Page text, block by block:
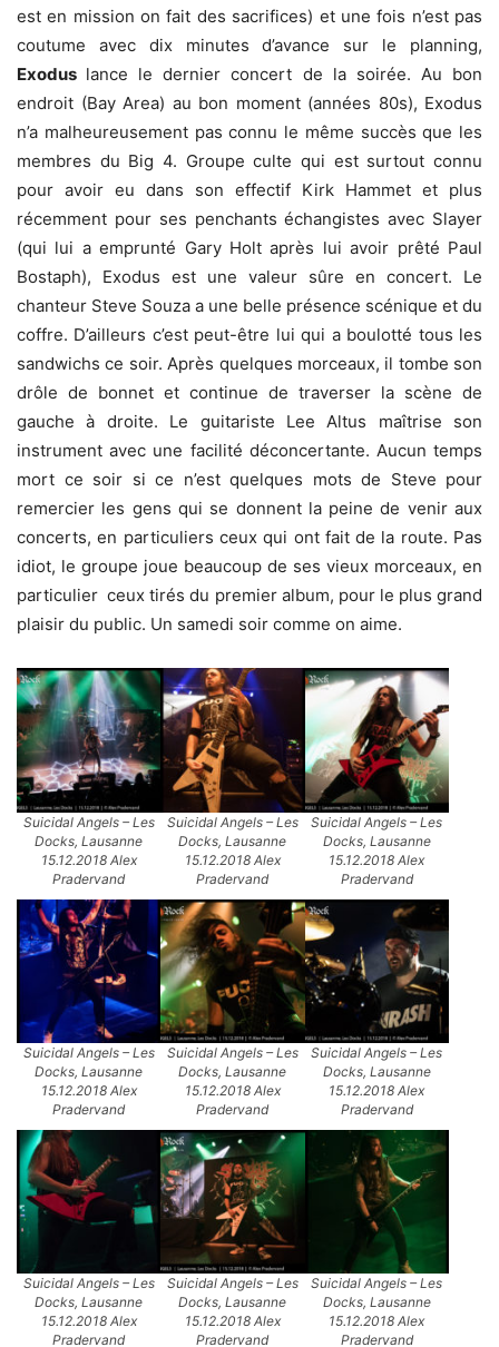
est en mission on fait des sacrifices) et une fois n’est pas
coutume avec dix minutes d’avance sur le planning,
Exodus lance le dernier concert de la soirée. Au bon
endroit (Bay Area) au bon moment (années 80s), Exodus
n’a malheureusement pas connu le même succès que les
membres du Big 4. Groupe culte qui est surtout connu
pour avoir eu dans son effectif Kirk Hammet et plus
récemment pour ses penchants échangistes avec Slayer
(qui lui a emprunté Gary Holt après lui avoir prêté Paul
Bostaph), Exodus est une valeur sûre en concert. Le
chanteur Steve Souza a une belle présence scénique et du
coffre. D’ailleurs c’est peut-être lui qui a boulotté tous les
sandwichs ce soir. Après quelques morceaux, il tombe son
drôle de bonnet et continue de traverser la scène de
gauche à droite. Le guitariste Lee Altus maîtrise son
instrument avec une facilité déconcertante. Aucun temps
mort ce soir si ce n’est quelques mots de Steve pour
remercier les gens qui se donnent la peine de venir aux
concerts, en particuliers ceux qui ont fait de la route. Pas
idiot, le groupe joue beaucoup de ses vieux morceaux, en
particulier ceux tirés du premier album, pour le plus grand
plaisir du public. Un samedi soir comme on aime.
Suicidal Angels – Les
Docks, Lausanne
15.12.2018 Alex
Pradervand
Suicidal Angels – Les
Docks, Lausanne
15.12.2018 Alex
Pradervand
Suicidal Angels – Les
Docks, Lausanne
15.12.2018 Alex
Pradervand
Suicidal Angels – Les
Docks, Lausanne
15.12.2018 Alex
Pradervand
Suicidal Angels – Les
Docks, Lausanne
15.12.2018 Alex
Pradervand
Suicidal Angels – Les
Docks, Lausanne
15.12.2018 Alex
Pradervand
Suicidal Angels – Les
Docks, Lausanne
15.12.2018 Alex
Pradervand
Suicidal Angels – Les
Docks, Lausanne
15.12.2018 Alex
Pradervand
Suicidal Angels – Les
Docks, Lausanne
15.12.2018 Alex
Pradervand